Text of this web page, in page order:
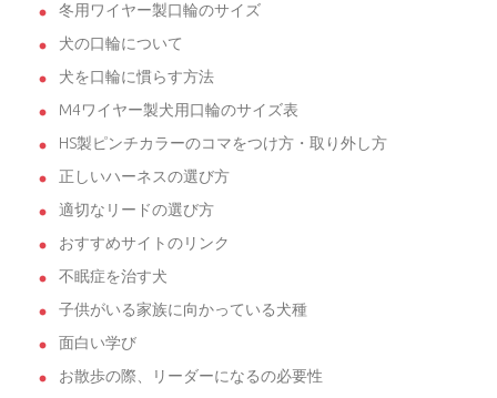
冬用ワイヤー製口輪のサイズ
犬の口輪について
犬を口輪に慣らす方法
M4ワイヤー製犬用口輪のサイズ表
HS製ピンチカラーのコマをつけ方・取り外し方
正しいハーネスの選び方
適切なリードの選び方
おすすめサイトのリンク
不眠症を治す犬
子供がいる家族に向かっている犬種
面白い学び
お散歩の際、リーダーになるの必要性